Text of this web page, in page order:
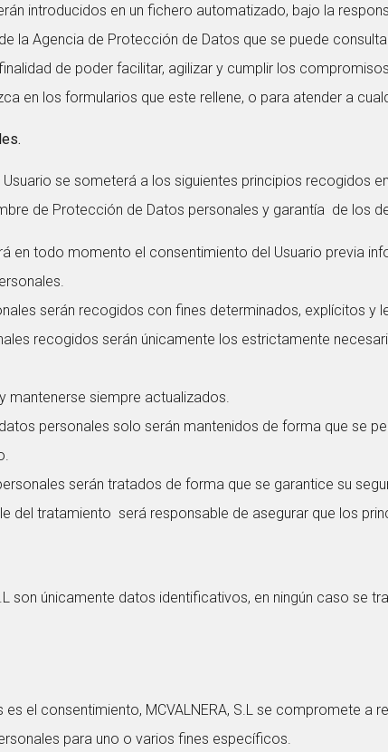
introducidos en un fichero automatizado, bajo la
la Agencia de Protección de Datos que se puede
de poder facilitar, agilizar y cumplir los
en los formularios que este rellene, o para atender a
se someterá a los siguientes principios recogidos
de Protección de Datos personales y garantía de los
en todo momento el consentimiento del Usuario previa
serán recogidos con fines determinados, explícitos y
recogidos serán únicamente los estrictamente
siempre actualizados.
personales solo serán mantenidos de forma que se
serán tratados de forma que se garantice su
del tratamiento será responsable de asegurar que los
son únicamente datos identificativos, en ningún caso se
el consentimiento, MCVALNERA, S.L se compromete a
para uno o varios fines específicos.